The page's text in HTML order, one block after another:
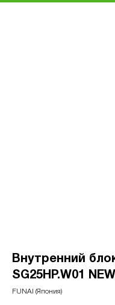
Внутренний
SG25HP.W01
FUNAI (Япония)